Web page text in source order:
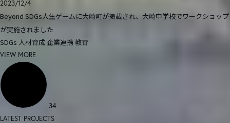
2023/12/4
Beyond SDGs人生ゲームに大崎町が掲載され、大崎中学校でワークショップ
が実施されました
SDGs 人材育成 企業連携 教育
VIEW MORE
34
LATEST PROJECTS